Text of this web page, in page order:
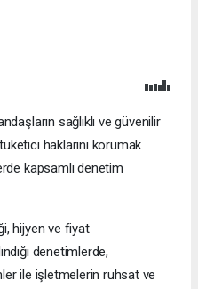
sağlıklı ve güvenilir
haklarını korumak
kapsamlı denetim
hijyen ve fiyat
denetimlerde,
ile işletmelerin ruhsat ve